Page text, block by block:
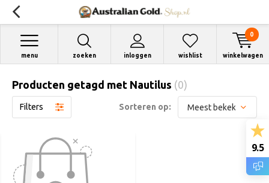
zoeken inloggen
menu wishlist winkelwagen
0
Producten getagd met Nautilus (0)
Filters Sorteren op:
9.5